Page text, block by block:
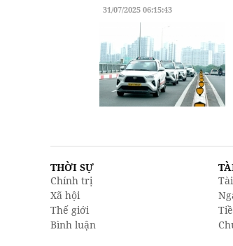
31/07/2025 06:15:43
THỜI SỰ
Chính trị
Xã hội
Thế giới
Bình luận